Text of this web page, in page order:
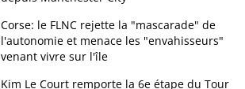
Corse: le FLNC rejette la "mascarade" de
l'autonomie et menace les "envahisseurs"
venant vivre sur l'île
Kim Le Court remporte la 6e étape du Tour